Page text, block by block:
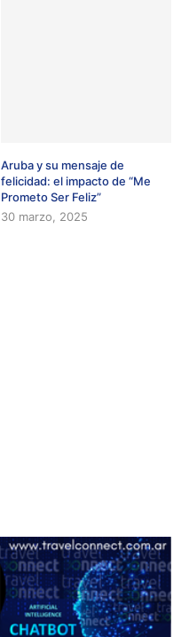
Aruba y su mensaje de
felicidad: el impacto de “Me
Prometo Ser Feliz”
30 marzo, 2025